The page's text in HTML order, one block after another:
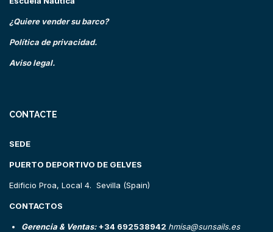
¿Quiere vender su barco?
Política de privacidad.
Aviso legal.
CONTACTE
SEDE
PUERTO DEPORTIVO DE GELVES
Edificio Proa, Local 4. Sevilla (Spain)
CONTACTOS
Gerencia & Ventas:+34 692538942 hmisa@sunsails.es